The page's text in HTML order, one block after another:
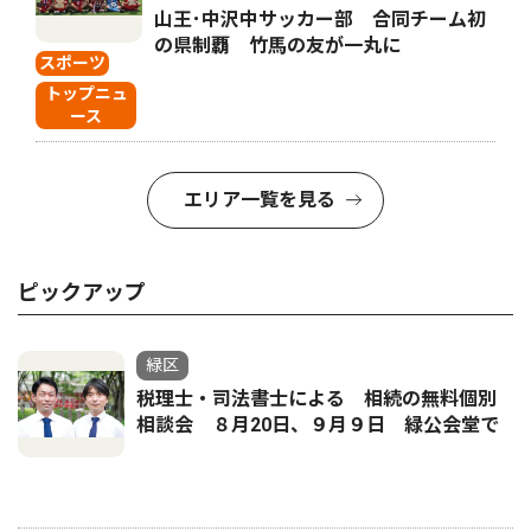
スポーツ
トップニュ
ース
山王･中沢中サッカー部 合同チーム初
の県制覇 竹馬の友が一丸に
エリア一覧を見る
ピックアップ
緑区
税理士・司法書士による 相続の無料個別
相談会 ８月20日、９月９日 緑公会堂で